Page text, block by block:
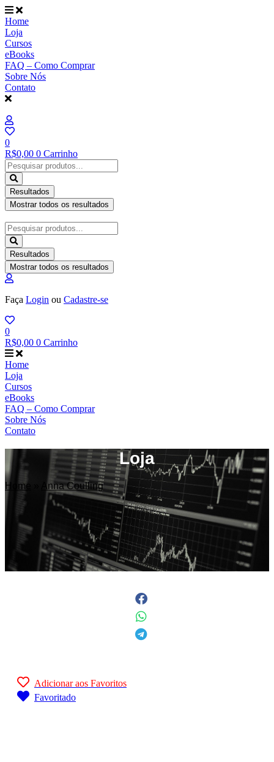
Ir
para
o
conteúdo
Home
Loja
Cursos
eBooks
FAQ – Como Comprar
Sobre Nós
Contato
0
R$0,00 0 Carrinho
Pesquisar
...
Resultados
Mostrar todos os resultados
Pesquisar
...
Resultados
Mostrar todos os resultados
Faça Login ou Cadastre-se
0
R$0,00 0 Carrinho
Home
Loja
Cursos
eBooks
FAQ – Como Comprar
Sobre Nós
Contato
Loja
Home Anna Coulling
Adicionar aos Favoritos
Favoritado